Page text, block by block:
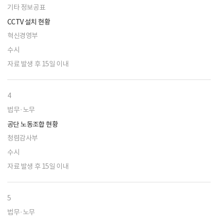
기타 정보공표
CCTV 설치 현황
혁신경영부
수시
자료 발생 후 15일 이내
4
법무·노무
공단 노동조합 현황
청렴감사부
수시
자료 발생 후 15일 이내
5
법무·노무